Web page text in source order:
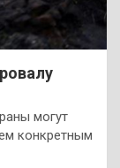
могут
конкретным